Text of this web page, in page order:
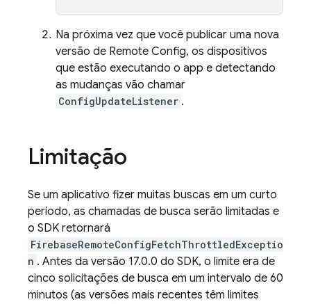
Na próxima vez que você publicar uma nova
versão de Remote Config, os dispositivos
que estão executando o app e detectando
as mudanças vão chamar
ConfigUpdateListener .
Limitação
Se um aplicativo fizer muitas buscas em um curto
período, as chamadas de busca serão limitadas e
o SDK retornará
FirebaseRemoteConfigFetchThrottledExceptio
n . Antes da versão 17.0.0 do SDK, o limite era de
cinco solicitações de busca em um intervalo de 60
minutos (as versões mais recentes têm limites